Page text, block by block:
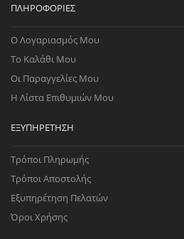
ΠΛΗΡΟΦΟΡΊΕΣ
Ο Λογαριασμός Μου
Το Καλάθι Μου
Οι Παραγγελίες Μου
Η Λίστα Επιθυμιών Μου
ΕΞΥΠΗΡΈΤΗΣΗ
Τρόποι Πληρωμής
Τρόποι Αποστολής
Εξυπηρέτηση Πελατών
Όροι Χρήσης